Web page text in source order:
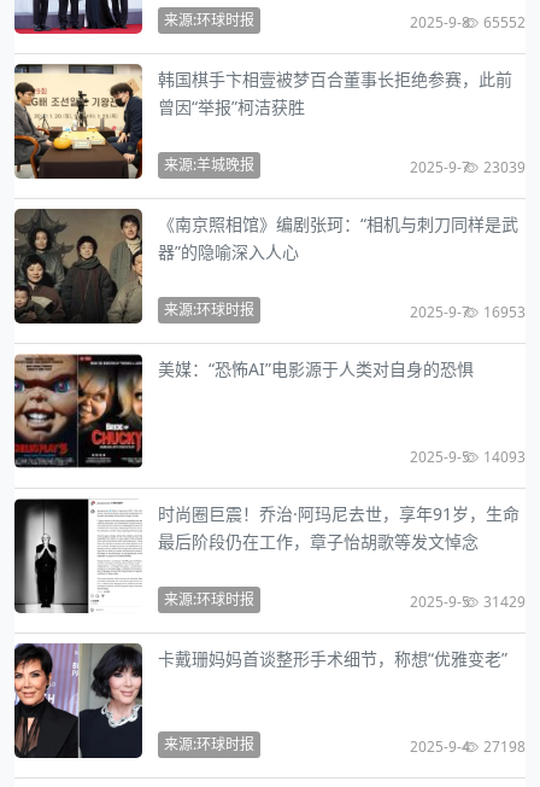
来源:环球时报 2025-9-8 65552
韩国棋手卞相壹被梦百合董事长拒绝参赛，此前
曾因“举报”柯洁获胜
来源:羊城晚报 2025-9-7 23039
《南京照相馆》编剧张珂：“相机与刺刀同样是武
器”的隐喻深入人心
来源:环球时报 2025-9-7 16953
美媒：“恐怖AI”电影源于人类对自身的恐惧
2025-9-5 14093
时尚圈巨震！乔治·阿玛尼去世，享年91岁，生命
最后阶段仍在工作，章子怡胡歌等发文悼念
来源:环球时报 2025-9-5 31429
卡戴珊妈妈首谈整形手术细节，称想“优雅变老”
来源:环球时报 2025-9-4 27198